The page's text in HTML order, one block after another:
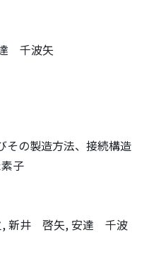
千波矢
その製造方法、接続構造
子
新井 啓矢, 安達 千波